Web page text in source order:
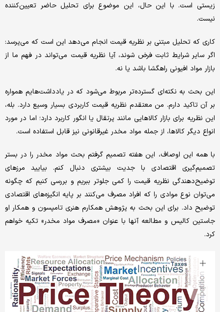
زیستی است. با این حال، این موضوع برای تحلیل حاضر تعیین‌کننده
نیست.
کاری که تحلیل مبتنی بر نظریه قیمت انجام می‌دهد این است که می‌پرسد:
اگر سایر شرایط ثابت فرض شوند، آیا نظریه قیمت می‌تواند در فهم ما از
بازار مواد افیونی راهگشا باشد یا نه.
این بحث به نکته‌ای گسترده‌تر مربوط می‌شود که در یادداشت‌هایم همواره
بر آن تاکید دارم. من معتقدم نظریه قیمت کاربردی بسیار وسیع دارد. بله،
این نظریه برای بازار کالاهایی مانند پرتقال یا انگور کاربرد دارد؛ اما در مورد
انواع دیگر کالاها، از جمله مواد مخدر غیرقانونی نیز قابل استفاده است.
با همه این اوصاف، این هفته تصمیم گرفتم بحث مواد مخدر را در بستر
تصمیم‌گیری اقتصادی با جدیت بیشتری دنبال کنم. بیایید مرزهای
توضیح‌دهندگی نظریه قیمت را کمی جلوتر ببریم و بررسی کنیم که چگونه
می‌توان نوع موادی را که افراد مصرف می‌کنند بر پایه انگیزه‌های اقتصادی
توضیح داد. برای این بحث به پژوهش همکارم هنری تامپسون و همکار او
جاستین کالیس و مطالعه آنها با عنوان «مصرف مواد مخدر» تکیه خواهم
کرد.